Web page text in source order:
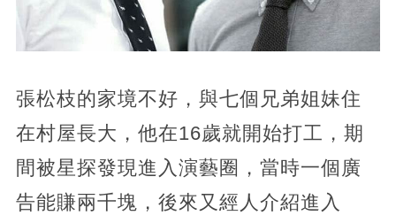
張松枝的家境不好，與七個兄弟姐妹住
在村屋長大，他在16歲就開始打工，期
間被星探發現進入演藝圈，當時一個廣
告能賺兩千塊，後來又經人介紹進入